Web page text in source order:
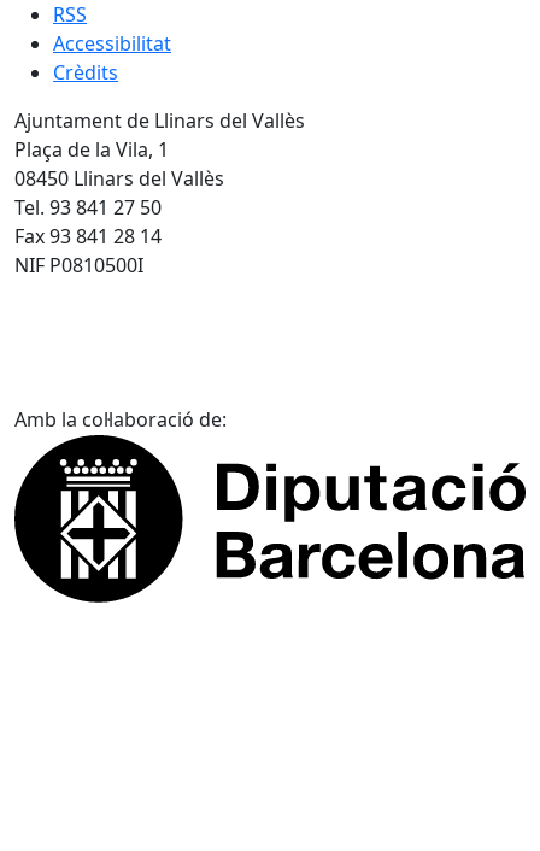
RSS
Accessibilitat
Crèdits
Ajuntament de Llinars del Vallès
Plaça de la Vila, 1
08450 Llinars del Vallès
Tel. 93 841 27 50
Fax 93 841 28 14
NIF P0810500I
Amb la col·laboració de: